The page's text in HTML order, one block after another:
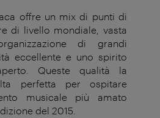
offre un mix di punti di
di livello mondiale, vasta
di grandi
eccellente e uno spirito
Queste qualità la
perfetta per ospitare
musicale più amato
del 2015.